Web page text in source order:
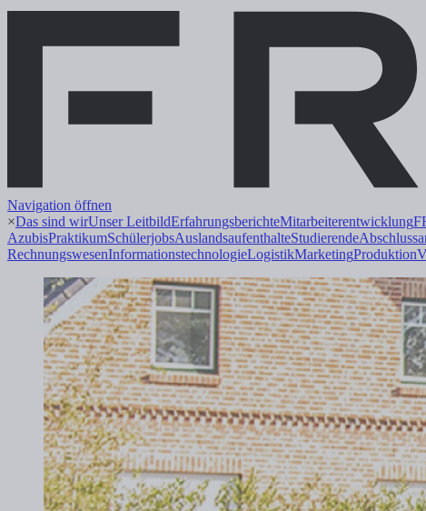
Navigation öffnen
×Das sind wirUnser LeitbildErfahrungsberichteMitarbeiterentwicklung
AzubisPraktikumSchülerjobsAuslandsaufenthalteStudierendeAbschluss
RechnungswesenInformationstechnologieLogistikMarketingProduktion